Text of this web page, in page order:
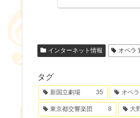
インターネット情報 オペラ
タグ
新国立劇場 35 オペ
東京都交響楽団 8 大